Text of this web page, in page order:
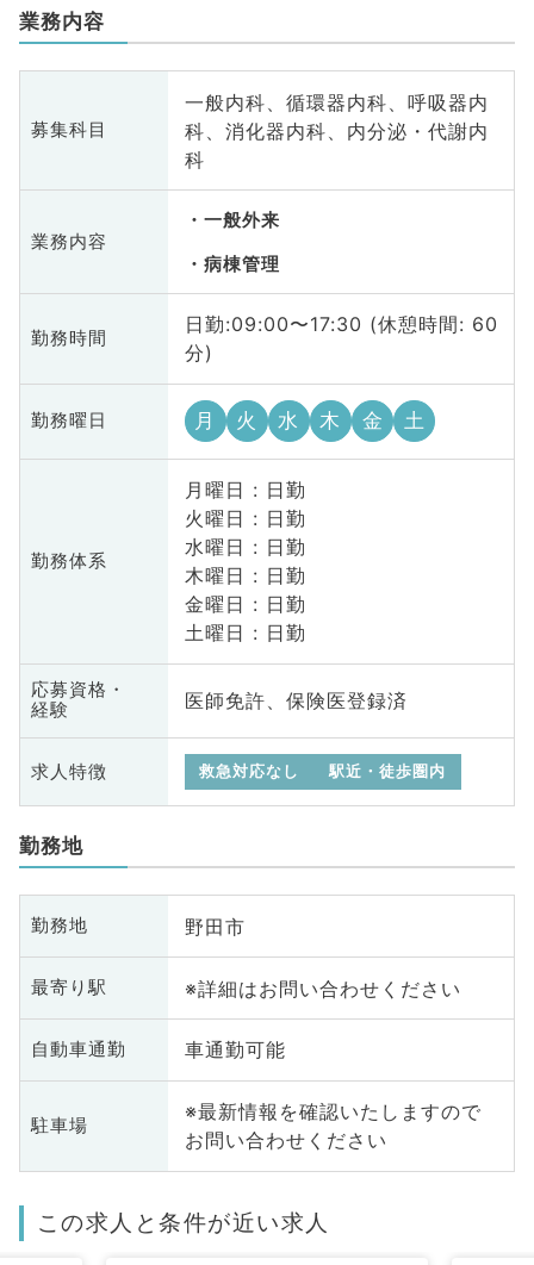
業務内容
募集科目
一般内科、循環器内科、呼吸器内
科、消化器内科、内分泌・代謝内
科
業務内容
一般外来
病棟管理
勤務時間
日勤:09:00〜17:30 (休憩時間: 60
分)
勤務曜日 月 火 水 木 金 土
勤務体系
月曜日 : 日勤
火曜日 : 日勤
水曜日 : 日勤
木曜日 : 日勤
金曜日 : 日勤
土曜日 : 日勤
応募資格・
経験
医師免許、保険医登録済
求人特徴 救急対応なし 駅近・徒歩圏内
勤務地
勤務地 野田市
最寄り駅 ※詳細はお問い合わせください
自動車通勤 車通勤可能
駐車場
※最新情報を確認いたしますので
お問い合わせください
この求人と条件が近い求人